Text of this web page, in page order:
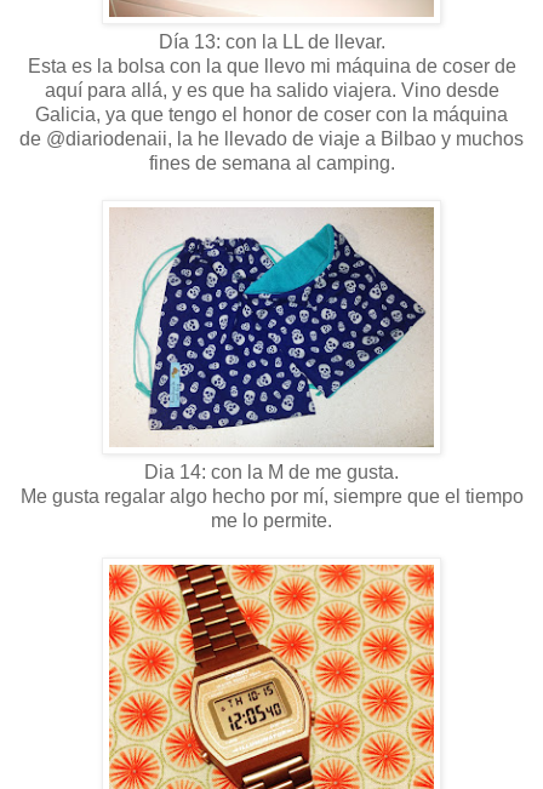
Día 13: con la LL de llevar.
Esta es la bolsa con la que llevo mi máquina de coser de
aquí para allá, y es que ha salido viajera. Vino desde
Galicia, ya que tengo el honor de coser con la máquina
de @diariodenaii, la he llevado de viaje a Bilbao y muchos
fines de semana al camping.
Dia 14: con la M de me gusta.
Me gusta regalar algo hecho por mí, siempre que el tiempo
me lo permite.